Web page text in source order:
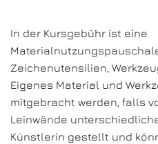
In der Kursgebühr ist eine
Zeichenutensilien,
Eigenes Material und
mitgebracht werden, falls
Leinwände
Künstlerin gestellt und